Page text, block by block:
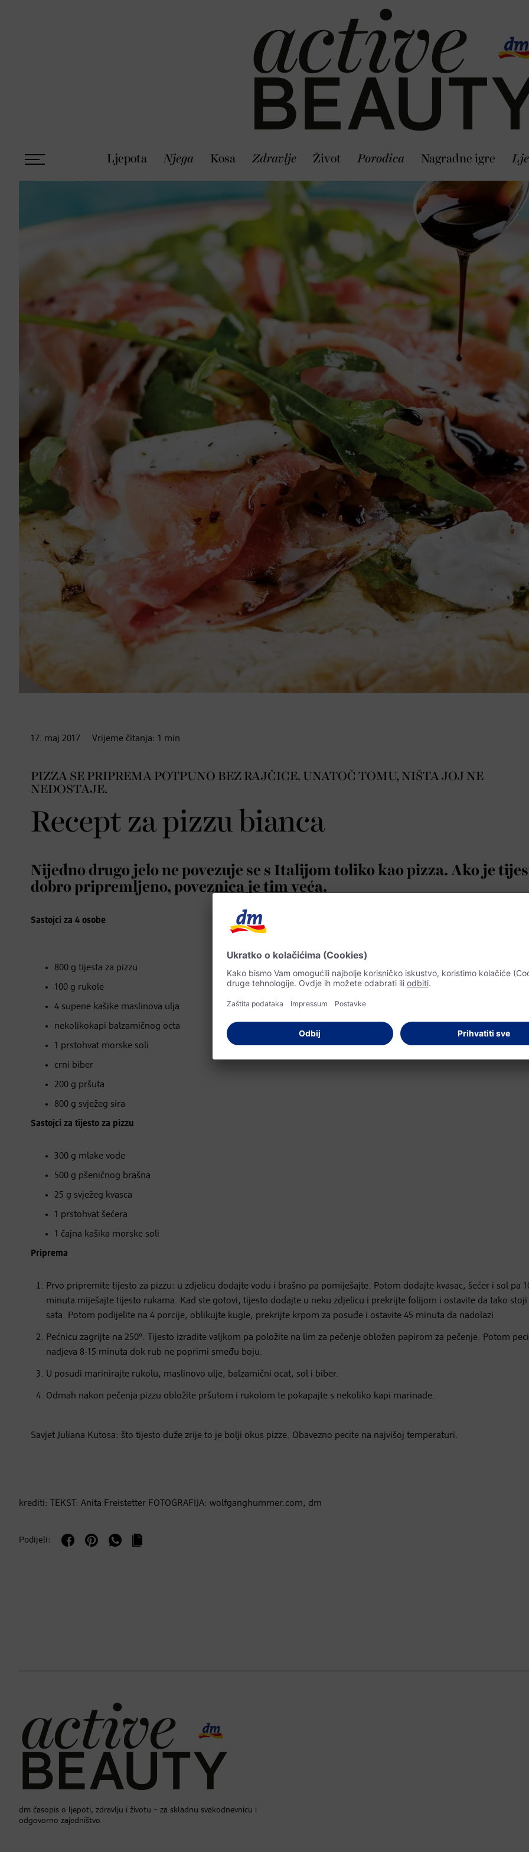
Ljepota Njega Kosa Zdravlje Život Porodica Nagradne igre
17. maj 2017 Vrijeme čitanja: 1 min
PIZZA SE PRIPREMA POTPUNO BEZ RAJČICE. UNATOČ TOMU, NIŠTA JOJ NE
NEDOSTAJE.
Recept za pizzu bianca
Nijedno drugo jelo ne povezuje se s Italijom toliko kao pizza. Ako je
dobro pripremljeno, poveznica je tim veća.
Sastojci za 4 osobe
800 g tijesta za pizzu
100 g rukole
4 supene kašike maslinova ulja
nekolikokapi balzamičnog octa
1 prstohvat morske soli
crni biber
200 g pršuta
800 g svježeg sira
Sastojci za tijesto za pizzu
300 g mlake vode
500 g pšeničnog brašna
25 g svježeg kvasca
1 prstohvat šećera
1 čajna kašika morske soli
Priprema
Prvo pripremite tijesto za pizzu: u zdjelicu dodajte vodu i brašno pa pomiješajte. Potom dodajte kvasac, šećer i sol pa
minuta miješajte tijesto rukama. Kad ste gotovi, tijesto dodajte u neku zdjelicu i prekrijte folijom i ostavite da tako stoji
sata. Potom podijelite na 4 porcije, oblikujte kugle, prekrijte krpom za posuđe i ostavite 45 minuta da nadolazi.
Pećnicu zagrijte na 250°. Tijesto izradite valjkom pa položite na lim za pečenje obložen papirom za pečenje. Potom
nadjeva 8-15 minuta dok rub ne poprimi smeđu boju.
U posudi marinirajte rukolu, maslinovo ulje, balzamični ocat, sol i biber.
Odmah nakon pečenja pizzu obložite pršutom i rukolom te pokapajte s nekoliko kapi marinade.
Savjet Juliana Kutosa: što tijesto duže zrije to je bolji okus pizze. Obavezno pecite na najvišoj temperaturi.
krediti: TEKST: Anita Freistetter FOTOGRAFIJA: wolfganghummer.com, dm
Podijeli:
dm časopis o ljepoti, zdravlju i životu – za skladnu svakodnevnicu i
odgovorno zajedništvo.